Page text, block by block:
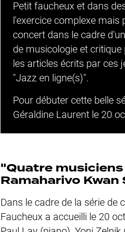
Petit faucheux et dans
l'exercice complexe mais
concert dans le cadre
de musicologie et
les articles écrits par ces
"Jazz en ligne(s)".
Pour débuter cette belle
Géraldine Laurent le 20
"Quatre
Ramaharivo Kwan
Dans le cadre de la série
Faucheux a accueilli le 20